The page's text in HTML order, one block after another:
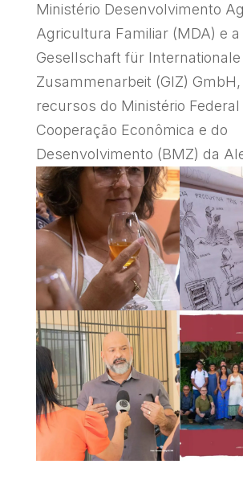
Ministério Desenvolvimento
Agricultura Familiar (MDA) e
Gesellschaft für Internationale
Zusammenarbeit (GIZ)
recursos do Ministério Federal
Cooperação Econômica e do
Desenvolvimento (BMZ) da